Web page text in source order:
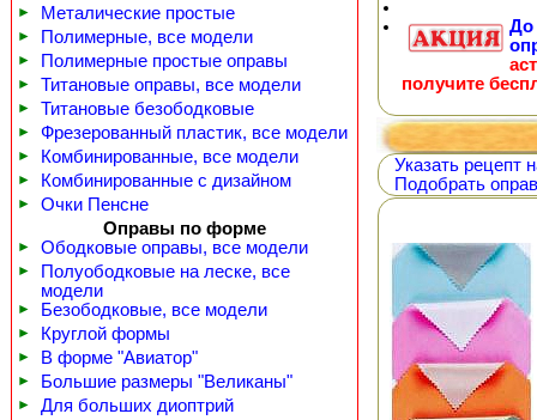
► Металические простые
► Полимерные, все модели
► Полимерные простые оправы
► Титановые оправы, все модели
► Титановые безободковые
► Фрезерованный пластик, все модели
► Комбинированные, все модели
► Комбинированные с дизайном
►
Очки Пенсне
Оправы по форме
► Ободковые оправы, все модели
►
Полуободковые на леске, все
модели
► Безободковые, все модели
► Круглой формы
► В форме "Авиатор"
► Большие размеры "Великаны"
► Для больших диоптрий
До
получите
Указать рецепт
Подобрать